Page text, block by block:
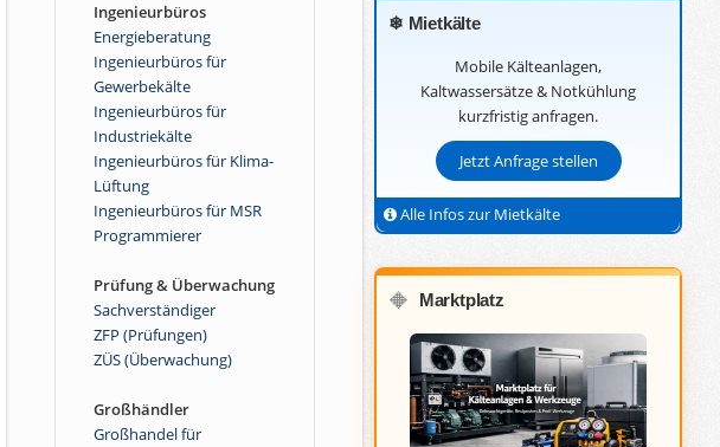
Ingenieurbüros
Energieberatung
Ingenieurbüros für
Gewerbekälte
Ingenieurbüros für
Industriekälte
Ingenieurbüros für Klima-
Lüftung
Ingenieurbüros für MSR
Programmierer
Prüfung & Überwachung
Sachverständiger
ZFP (Prüfungen)
ZÜS (Überwachung)
Großhändler
Großhandel für
❄ Mietkälte
Mobile Kälteanlagen,
Kaltwassersätze & Notkühlung
kurzfristig anfragen.
Jetzt Anfrage stellen
Alle Infos zur Mietkälte
🔶 Marktplatz